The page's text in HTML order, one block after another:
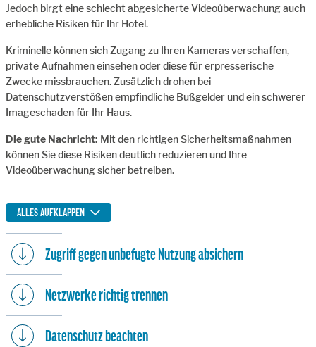
Jedoch birgt eine schlecht abgesicherte Videoüberwachung auch
erhebliche Risiken für Ihr Hotel.
Kriminelle können sich Zugang zu Ihren Kameras verschaffen,
private Aufnahmen einsehen oder diese für erpresserische
Zwecke missbrauchen. Zusätzlich drohen bei
Datenschutzverstößen empfindliche Bußgelder und ein schwerer
Imageschaden für Ihr Haus.
Die gute Nachricht: Mit den richtigen Sicherheitsmaßnahmen
können Sie diese Risiken deutlich reduzieren und Ihre
Videoüberwachung sicher betreiben.
ALLES AUFKLAPPEN
Zugriff gegen unbefugte Nutzung absichern
Netzwerke richtig trennen
Datenschutz beachten